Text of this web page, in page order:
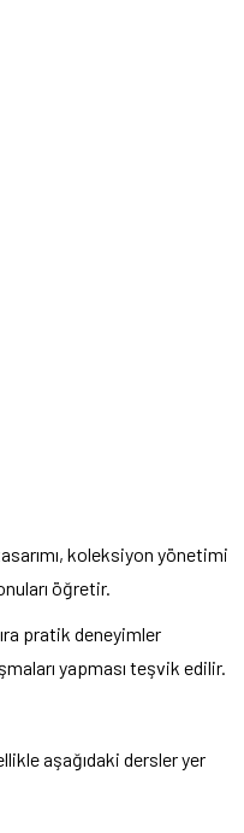
koleksiyon yönetimi
öğretir.
pratik deneyimler
yapması teşvik edilir.
aşağıdaki dersler yer